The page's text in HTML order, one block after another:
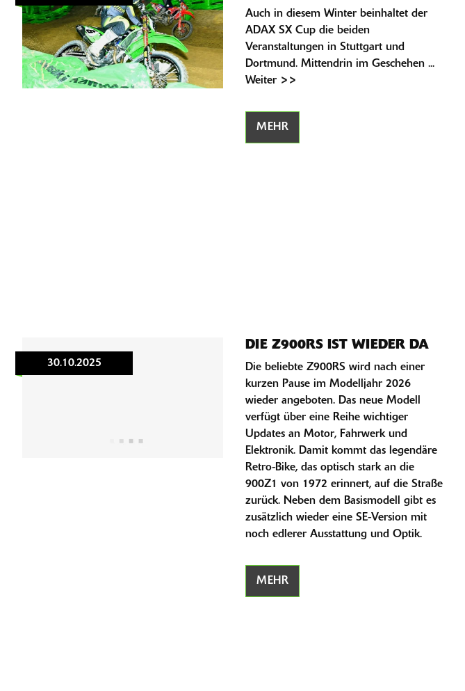
Auch in diesem Winter beinhaltet der
ADAX SX Cup die beiden
Veranstaltungen in Stuttgart und
Dortmund. Mittendrin im Geschehen ...
Weiter >>
MEHR
30.10.2025
DIE Z900RS IST WIEDER DA
Die beliebte Z900RS wird nach einer
kurzen Pause im Modelljahr 2026
wieder angeboten. Das neue Modell
verfügt über eine Reihe wichtiger
Updates an Motor, Fahrwerk und
Elektronik. Damit kommt das legendäre
Retro-Bike, das optisch stark an die
900Z1 von 1972 erinnert, auf die Straße
zurück. Neben dem Basismodell gibt es
zusätzlich wieder eine SE-Version mit
noch edlerer Ausstattung und Optik.
MEHR